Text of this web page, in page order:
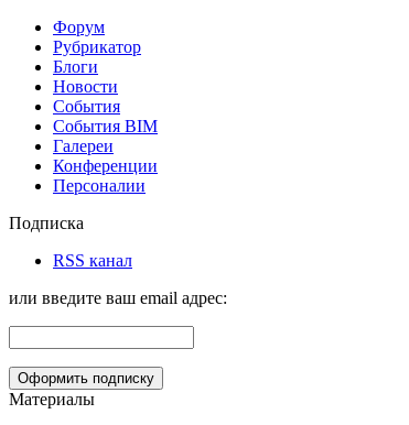
Форум
Рубрикатор
Блоги
Новости
События
События BIM
Галереи
Конференции
Персоналии
Подписка
RSS канал
или введите ваш email адрес:
Материалы